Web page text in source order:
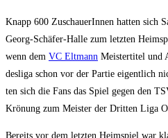
Knapp 600 Zuschaue­rIn­nen hat­ten sich
Georg-Schä­fer-Hal­le zum letz­ten
wenn dem VC Elt­mann Meis­ter­ti­tel und
des­li­ga schon vor der Par­tie eigent­lich
ten sich die Fans das Spiel gegen den
Krö­nung zum Meis­ter der Drit­ten Liga
Bereits vor dem letz­ten Heim­spiel war